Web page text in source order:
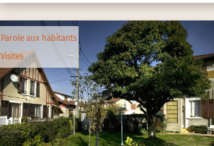
Parole aux habitants
Visites